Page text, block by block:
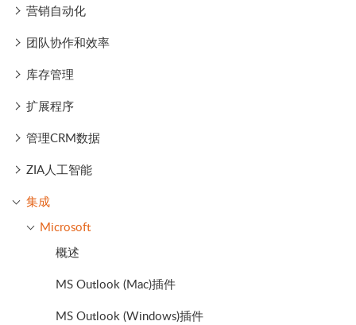
营销自动化
团队协作和效率
库存管理
扩展程序
管理CRM数据
ZIA人工智能
集成
Microsoft
概述
MS Outlook (Mac)插件
MS Outlook (Windows)插件